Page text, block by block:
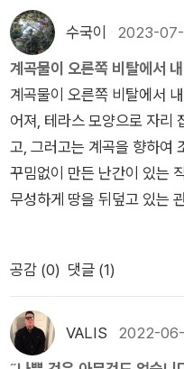
술도 사람도 많은 것들이 시
있는 것이다. Last of Us를
류는 지상을 포기하고 지하
는 꿈을 포기하지 않고 인류
려는 세력과 그들과 어울려
리고 인류와 공존하기 위한
재들. Last of Us가 미국판
지의 다소 저차원적인 무대
그 자체로 재미있는 게임이
에서의 고민은 survival이라
올 고민을 보여주고 있는지
보영작가가 나와서 많은 한
수국이 2023-07-
계곡물이 오른쪽 비탈에서
계곡물이 오른쪽 비탈에서
어져, 테라스 모양으로 자리
고, 그러고는 계곡을 향하여
꾸밈없이 만든 난간이 있는
무성하게 땅을 뒤덮고 있는
들이 위용을 뽐내며 언덕과
있었고, 그중 한그루는 계곡
박고는림 같은 풍경 속에서
하게 좔좔 흐르는 냇물 소리
었다. 한스 카스토르프는 시
공감 (0) 댓글 (1)
VALIS 2022-